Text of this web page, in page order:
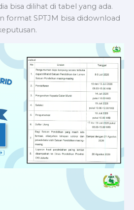
bisa dilihat di tabel yang ada.
format SPTJM bisa didownload